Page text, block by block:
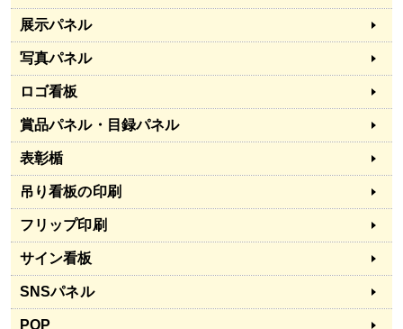
展示パネル
写真パネル
ロゴ看板
賞品パネル・目録パネル
表彰楯
吊り看板の印刷
フリップ印刷
サイン看板
SNSパネル
POP